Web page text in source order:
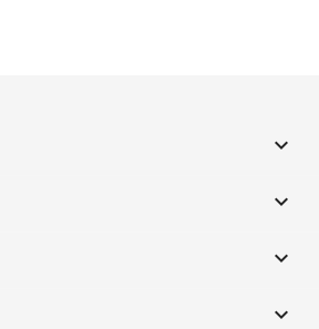
keyboard_arrow_down


